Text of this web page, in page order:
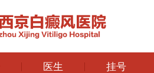
医生 挂号